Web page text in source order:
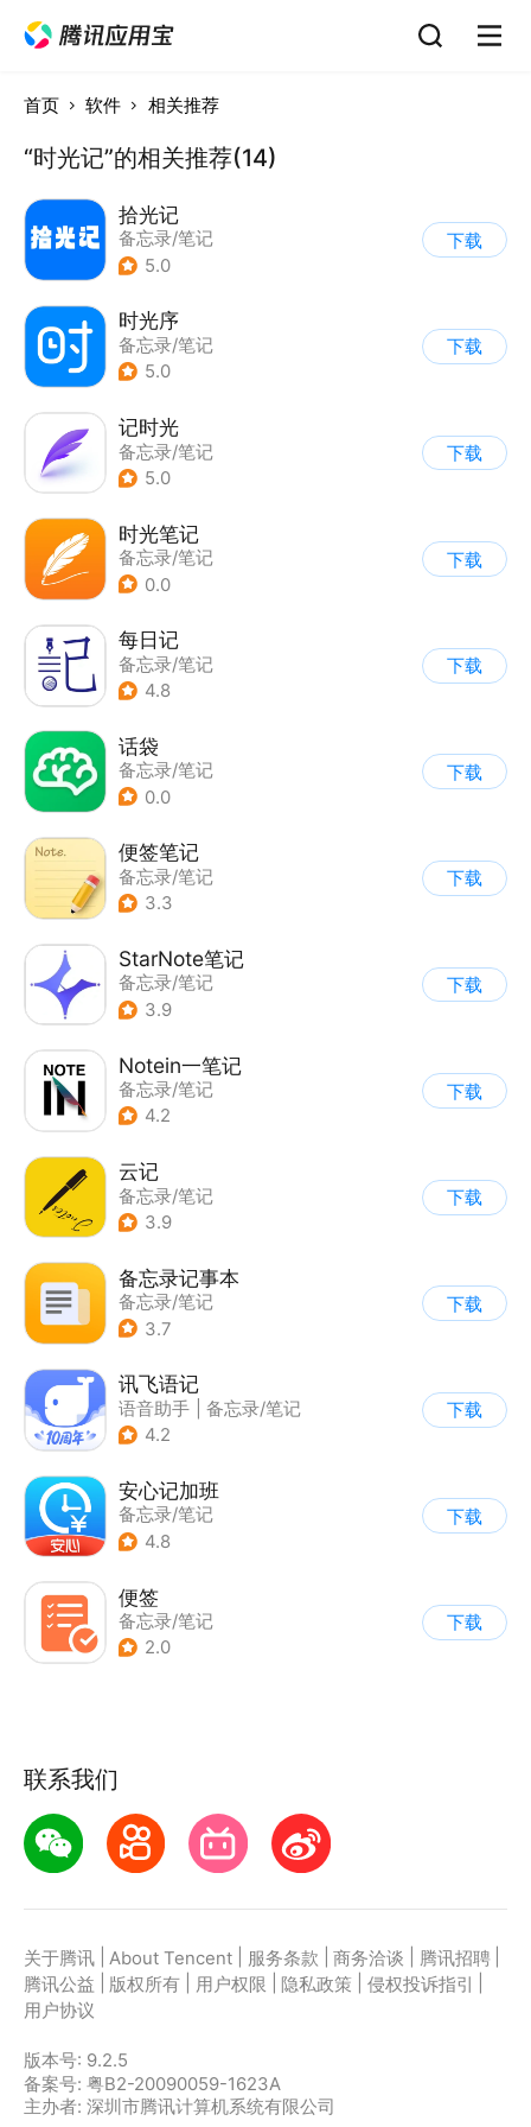
首页 软件 相关推荐
“时光记”的相关推荐(14)
拾光记
备忘录/笔记
5.0
下载
时光序
备忘录/笔记
5.0
下载
记时光
备忘录/笔记
5.0
下载
时光笔记
备忘录/笔记
0.0
下载
每日记
备忘录/笔记
4.8
下载
话袋
备忘录/笔记
0.0
下载
便签笔记
备忘录/笔记
3.3
下载
StarNote笔记
备忘录/笔记
3.9
下载
Notein一笔记
备忘录/笔记
4.2
下载
云记
备忘录/笔记
3.9
下载
备忘录记事本
备忘录/笔记
3.7
下载
讯飞语记
语音助手
备忘录/笔记
4.2
下载
安心记加班
备忘录/笔记
4.8
下载
便签
备忘录/笔记
2.0
下载
联系我们
关于腾讯 About Tencent 服务条款 商务洽谈 腾讯招聘
腾讯公益
版权所有 用户权限 隐私政策 侵权投诉指引
用户协议
版本号: 9.2.5
备案号: 粤B2-20090059-1623A
主办者: 深圳市腾讯计算机系统有限公司